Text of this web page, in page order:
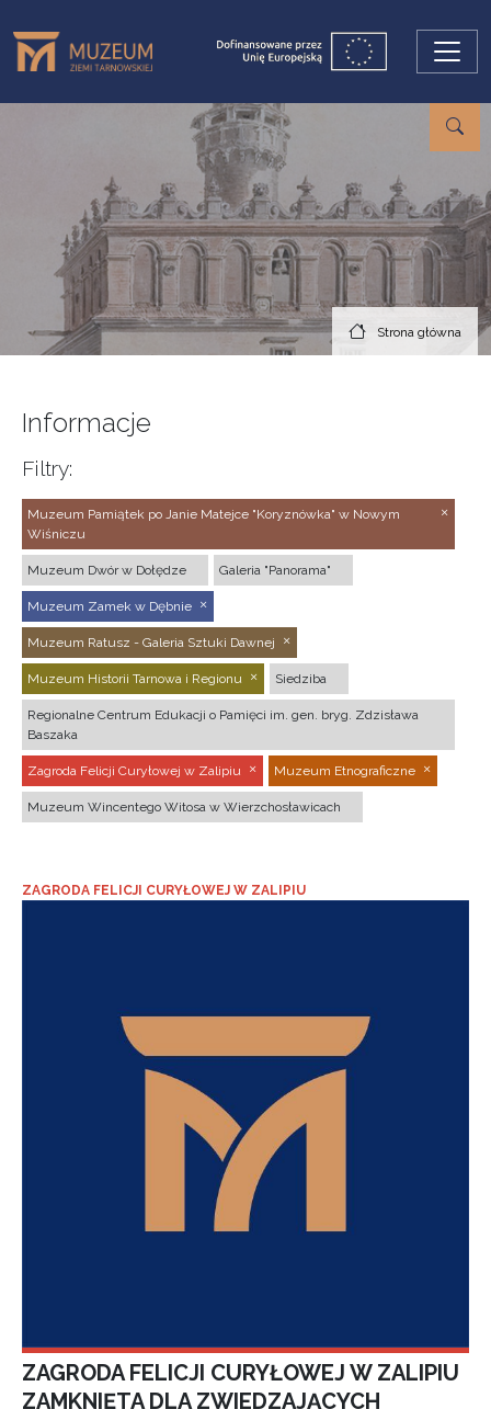
Strona główna
Informacje
Filtry:
Muzeum Pamiątek po Janie Matejce "Koryznówka" w Nowym
Wiśniczu
Muzeum Dwór w Dołędze Galeria "Panorama"
Muzeum Zamek w Dębnie
Muzeum Ratusz - Galeria Sztuki Dawnej
Muzeum Historii Tarnowa i Regionu Siedziba
Regionalne Centrum Edukacji o Pamięci im. gen. bryg. Zdzisława
Baszaka
Zagroda Felicji Curyłowej w Zalipiu Muzeum Etnograficzne
Muzeum Wincentego Witosa w Wierzchosławicach
ZAGRODA FELICJI CURYŁOWEJ W ZALIPIU
ZAGRODA FELICJI CURYŁOWEJ W ZALIPIU
ZAMKNIĘTA DLA ZWIEDZAJĄCYCH